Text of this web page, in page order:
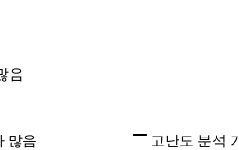
음
많음
고난도 분석